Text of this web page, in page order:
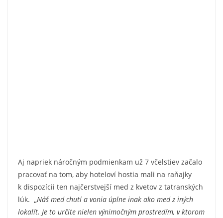
Aj napriek náročným podmienkam už 7 včelstiev začalo
pracovať na tom, aby hoteloví hostia mali na raňajky
k dispozícii ten najčerstvejší med z kvetov z tatranských
lúk. „Náš med chutí a vonia úplne inak ako med z iných
lokalít. Je to určite nielen výnimočným prostredím, v ktorom